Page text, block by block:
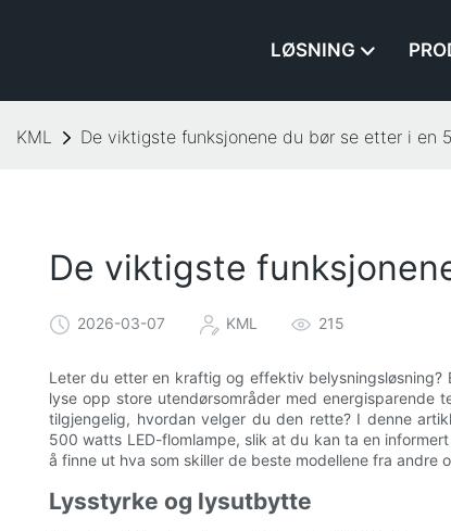
LØSNING
KML De viktigste funksjonene du bør se etter i en
De viktigste
2026-03-07 KML 215
Leter du etter en kraftig og effektiv
lyse opp store utendørsområder med energisparende
tilgjengelig, hvordan velger du den rette? I denne
500 watts LED-flomlampe, slik at du kan ta en
å finne ut hva som skiller de beste modellene fra
Lysstyrke og lysutbytte